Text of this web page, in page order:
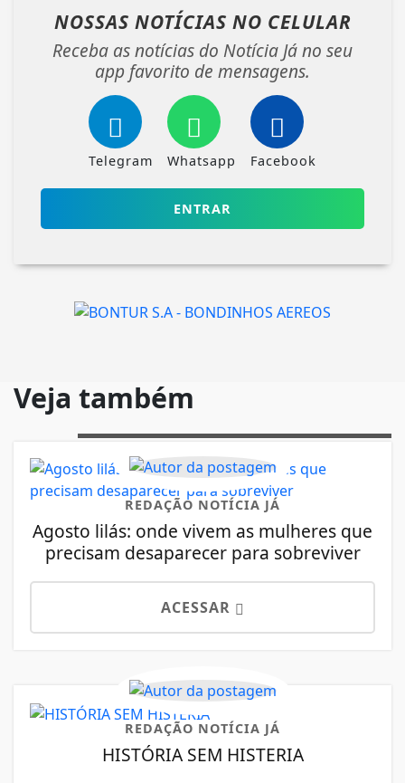
NOSSAS NOTÍCIAS NO CELULAR
Receba as notícias do Notícia Já no seu
app favorito de mensagens.
Telegram Whatsapp Facebook
ENTRAR
Veja também
REDAÇÃO NOTÍCIA JÁ
Agosto lilás: onde vivem as mulheres que
precisam desaparecer para sobreviver
ACESSAR
REDAÇÃO NOTÍCIA JÁ
HISTÓRIA SEM HISTERIA